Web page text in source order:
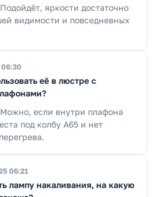
Подойдёт, яркости достаточно
видимости и повседневных
её в люстре с
Можно, если внутри плафона
под колбу A65 и нет
06:21
лампу накаливания, на какую